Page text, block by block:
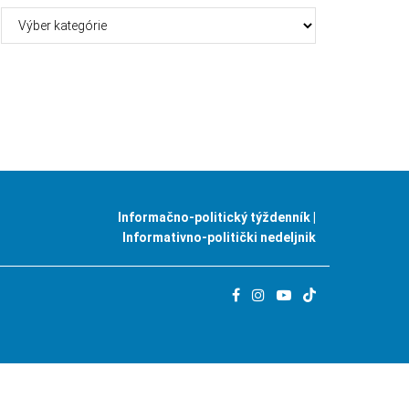
Informačno-politický týždenník |
Informativno-politički nedeljnik